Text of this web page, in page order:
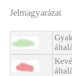
Jelmagyarázat